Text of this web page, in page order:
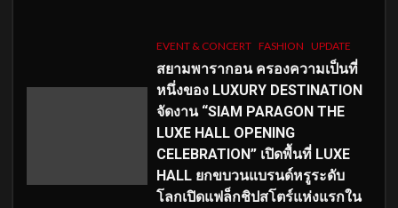
EVENT & CONCERT FASHION UPDATE
สยามพารากอน ครองความเป็นที่
หนึ่งของ LUXURY DESTINATION
จัดงาน “SIAM PARAGON THE
LUXE HALL OPENING
CELEBRATION” เปิดพื้นที่ LUXE
HALL ยกขบวนแบรนด์หรูระดับ
โลกเปิดแฟล็กชิปสโตร์แห่งแรกใน